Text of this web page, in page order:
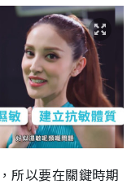
所以要在關鍵時期